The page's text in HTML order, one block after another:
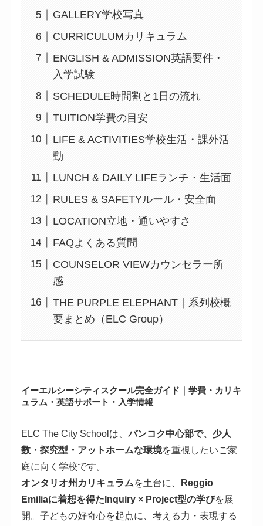
GALLERY学校写真
CURRICULUMカリキュラム
ENGLISH & ADMISSION英語要件・
入学試験
SCHEDULE時間割と1日の流れ
TUITION学費の目安
LIFE & ACTIVITIES学校生活・課外活
動
LUNCH & DAILY LIFEランチ・生活面
RULES & SAFETYルール・安全面
LOCATION立地・通いやすさ
FAQよくある質問
COUNSELOR VIEWカウンセラー所
感
THE PURPLE ELEPHANT｜系列校概
要まとめ（ELC Group）
イーエルシーシティスクール完全ガイド｜学費・カリキ
ュラム・英語サポート・入学情報
ELC The City Schoolは、バンコク中心部で、少人
数・探究型・アットホームな環境を重視したいご家
庭に向く学校です。
オンタリオ州カリキュラムを土台に、
Reggio
Emiliaに着想を得たInquiry × Project型の学びを展
開。子どもの好奇心を起点に、考える力・表現する